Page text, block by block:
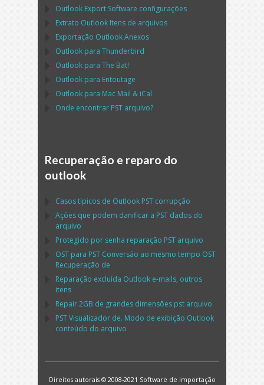
Outlook Export Software configurações
Extrato Outlook Itens de arquivos
Exportação OutlookAnexos
Outlook para Thunderbird
Outlook para The Bat!
Outlook para Entoutage
Outlook para Mac Mail & iCal
Onde encontrar PST arquivo?
Recuperação e reparo do
outlook
Casos típicos de Outlook PST corrupção
Ações que podem danificar a PST dados do
arquivo
Protegido por senha reparação PST arquivo
OST para PST Conversão ao mesmo tempo OST
Recuperação de
Reparação excluída Outlook e-mails, outros
itens
Repair2GB de grandes dimensões pst arquivo
PSTVisualizador de. Modo de exibição Outlook
conteúdo do arquivo
Direitos autorais © 2008-2021 Software de importação